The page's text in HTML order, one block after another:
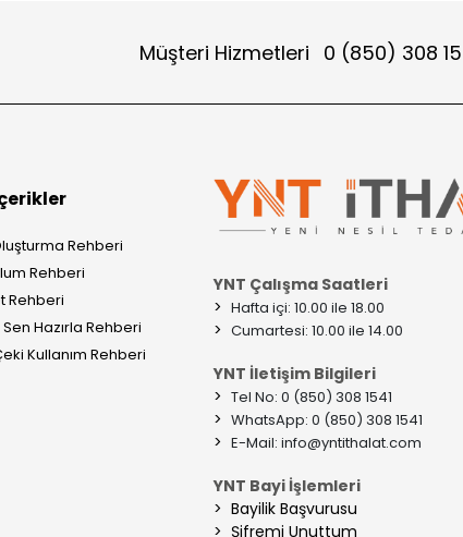
Müşteri Hizmetleri 0 (850) 308 15
Rehberi
Rehberi
Rehberi
Hazırla Rehberi
Kullanım Rehberi
YNT Çalışma Saatleri
> Hafta içi: 10.00 ile 18.00
> Cumartesi: 10.00 ile 14.00
YNT İletişim Bilgileri
> Tel No: 0 (850) 308 1541
> WhatsApp: 0 (850) 308 1541
> E-Mail: info@yntithalat.com
YNT Bayi İşlemleri
> Bayilik Başvurusu
> Şifremi Unuttum